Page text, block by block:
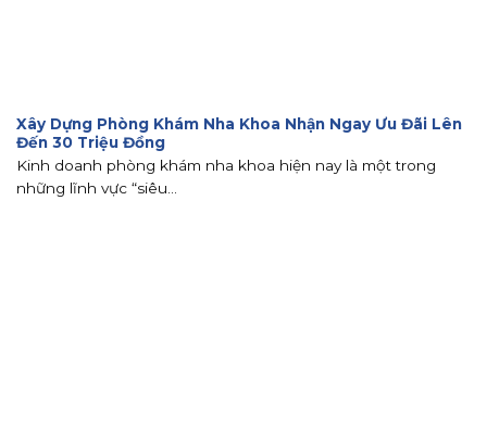
Xây Dựng Phòng Khám Nha Khoa Nhận Ngay Ưu Đãi Lên
Đến 30 Triệu Đồng
Kinh doanh phòng khám nha khoa hiện nay là một trong
những lĩnh vực “siêu...